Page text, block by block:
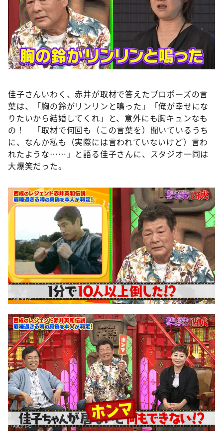
佳子さんいわく、赤井が取材で答えたプロポーズの言
葉は、「胸の鈴がリンリンと鳴った」「俺が幸せにな
りたいから結婚してくれ」と、意外にも胸キュンなも
の！ 「取材で何回も（この言葉を）聞いているうち
に、なんか私も（実際には言われていないけど）言わ
れたような……」と語る佳子さんに、スタジオ一同は
大爆笑だった。